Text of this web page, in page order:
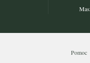
Pomoc